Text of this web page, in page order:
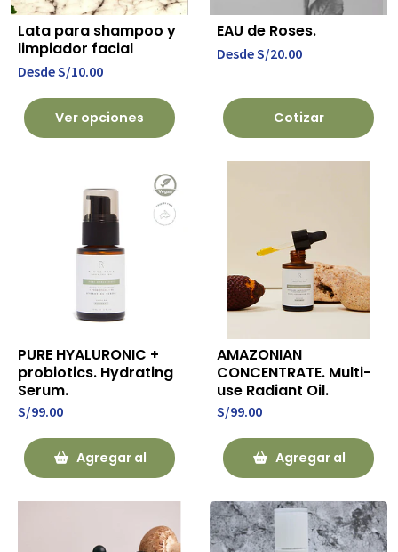
Lata para shampoo y
limpiador facial
DesdeS/10.00
Ver opciones
EAU de Roses.
DesdeS/20.00
Cotizar
PURE HYALURONIC +
probiotics. Hydrating
Serum.
S/99.00
Agregar al
Carrito
AMAZONIAN
CONCENTRATE. Multi-
use Radiant Oil.
S/99.00
Agregar al
Carrito